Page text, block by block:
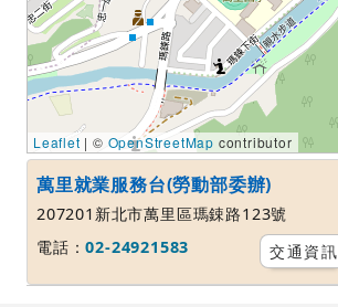
Leaflet | © OpenStreetMap contributor
萬里就業服務台(勞動部委辦)
207201新北市萬里區瑪鋉路123號
電話：02-24921583 交通資訊